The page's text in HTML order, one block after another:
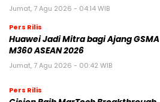
Jumat, 7 Agu 2026 - 04:14 WIB
Pers Rilis
Huawei Jadi Mitra bagi Ajang GSMA
M360 ASEAN 2026
Jumat, 7 Agu 2026 - 00:42 WIB
Pers Rilis